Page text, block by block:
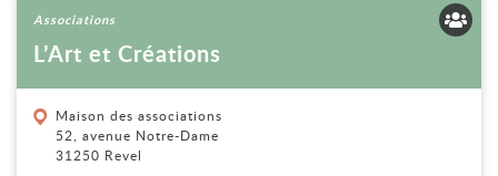
Associations
L’Art et Créations
Maison des associations
52, avenue Notre-Dame
31250 Revel